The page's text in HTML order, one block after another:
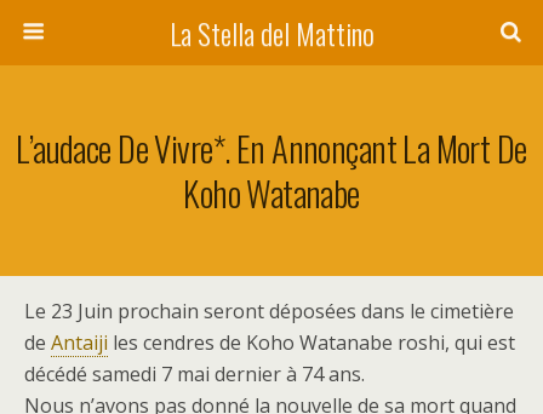
La Stella del Mattino
L’audace De Vivre*. En Annonçant La Mort De
Koho Watanabe
Le 23 Juin prochain seront déposées dans le cimetière
de Antaiji les cendres de Koho Watanabe roshi, qui est
décédé samedi 7 mai dernier à 74 ans.
Nous n’avons pas donné la nouvelle de sa mort quand